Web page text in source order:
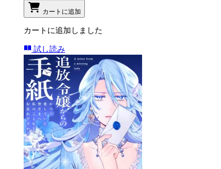
カートに追加
カートに追加しました
試し読み